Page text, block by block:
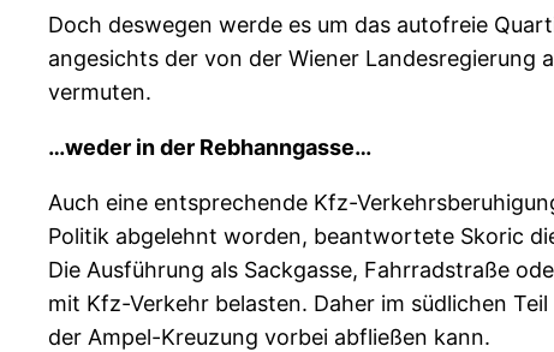
Doch deswegen werde es um das autofreie
angesichts der von der Wiener Landesregierung
vermuten.
…weder in der Rebhanngasse…
Auch eine entsprechende Kfz-
Politik abgelehnt worden, beantwortete Skoric
Die Ausführung als Sackgasse, Fahrradstraße
mit Kfz-Verkehr belasten. Daher im südlichen
der Ampel-Kreuzung vorbei abfließen kann.